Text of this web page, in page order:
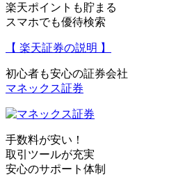
楽天ポイントも貯まる
スマホでも優待検索
【 楽天証券の説明 】
初心者も安心の証券会社
マネックス証券
手数料が安い！
取引ツールが充実
安心のサポート体制